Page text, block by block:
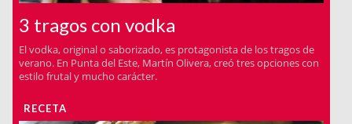
3 tragos con vodka
El vodka, original o saborizado, es protagonista de los tragos de
verano. En Punta del Este, Martín Olivera, creó tres opciones con
estilo frutal y mucho carácter.
RECETA